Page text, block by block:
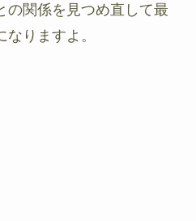
の関係を見つめ直して最
りますよ。